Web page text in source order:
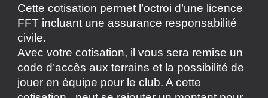
Cette cotisation permet l’octroi d’une licence
FFT incluant une assurance responsabilité
civile.
Avec votre cotisation, il vous sera remise un
code d’accès aux terrains et la possibilité de
jouer en équipe pour le club. A cette